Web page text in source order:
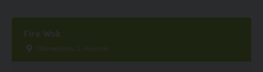
Fire Wok
Itäinenkatu 1, Helsinki